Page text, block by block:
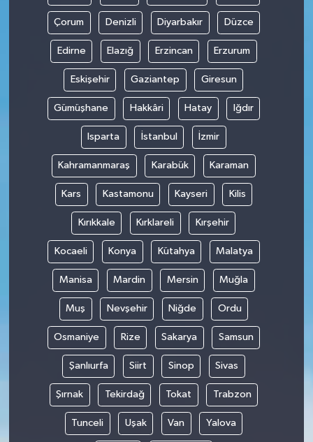
Çorum Denizli Diyarbakır Düzce
Edirne Elazığ Erzincan Erzurum
Eskişehir Gaziantep Giresun
Gümüşhane Hakkâri Hatay Iğdır
Isparta İstanbul İzmir
Kahramanmaraş Karabük Karaman
Kars Kastamonu Kayseri Kilis
Kırıkkale Kırklareli Kırşehir
Kocaeli Konya Kütahya Malatya
Manisa Mardin Mersin Muğla
Muş Nevşehir Niğde Ordu
Osmaniye Rize Sakarya Samsun
Şanlıurfa Siirt Sinop Sivas
Şırnak Tekirdağ Tokat Trabzon
Tunceli Uşak Van Yalova